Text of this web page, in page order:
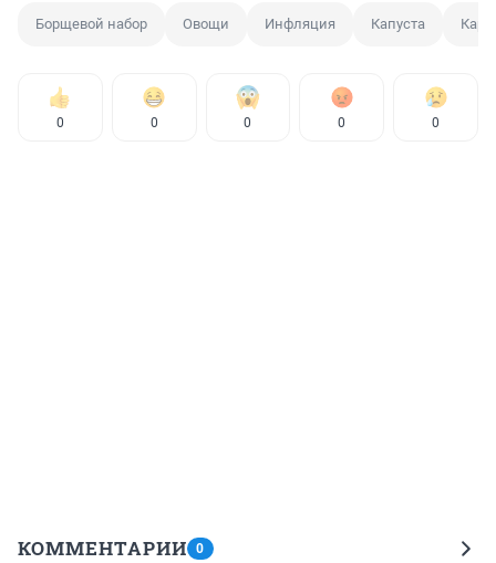
Борщевой набор Овощи Инфляция Капуста
0 0 0 0 0
КОММЕНТАРИИ 0